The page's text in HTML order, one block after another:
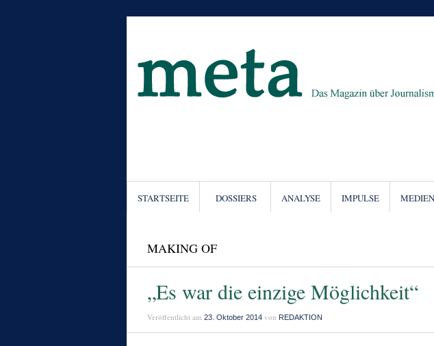
STARTSEITE DOSSIERS ANALYSE IMPULSE
MAKING OF
„Es war die einzige Möglichkeit“
Veröffentlicht am 23. Oktober 2014von REDAKTION